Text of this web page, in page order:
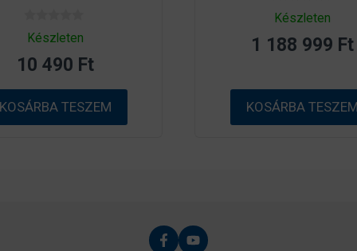
0
a
b
ő
l
Készleten
10 490 Ft
KOSÁRBA TESZEM
0
a
l
Készleten
1 188 999 Ft
KOSÁRBA TESZEM